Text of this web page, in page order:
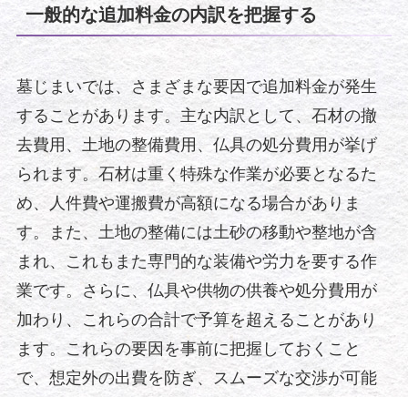
一般的な追加料金の内訳を把握する
墓じまいでは、さまざまな要因で追加料金が発生
することがあります。主な内訳として、石材の撤
去費用、土地の整備費用、仏具の処分費用が挙げ
られます。石材は重く特殊な作業が必要となるた
め、人件費や運搬費が高額になる場合がありま
す。また、土地の整備には土砂の移動や整地が含
まれ、これもまた専門的な装備や労力を要する作
業です。さらに、仏具や供物の供養や処分費用が
加わり、これらの合計で予算を超えることがあり
ます。これらの要因を事前に把握しておくこと
で、想定外の出費を防ぎ、スムーズな交渉が可能